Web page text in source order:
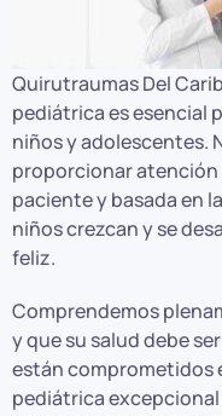
Quirutraumas Del
pediátrica es esencial
niños y adolescentes.
proporcionar atención
paciente y basada en
niños crezcan y se
feliz.
Comprendemos
y que su salud debe
están comprometidos
pediátrica excepcional